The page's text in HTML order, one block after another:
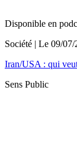
Disponible en
Société | Le 09/07/
Iran/USA : qui
Sens Public